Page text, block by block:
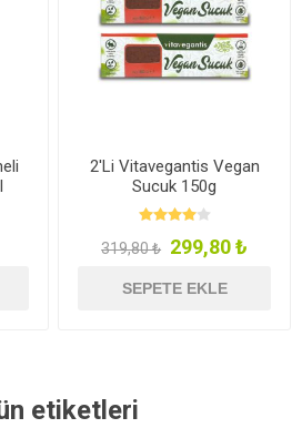
2'Li Vitavegantis Vegan
Sucuk 150g
319,80 ₺ 299,80 ₺
SEPETE EKLE
etiketleri